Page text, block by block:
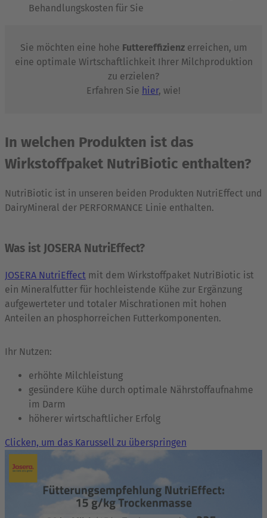
Behandlungskosten für Sie
Sie möchten eine hohe Futtereffizienzerreichen, um
eine optimale Wirtschaftlichkeit Ihrer Milchproduktion
zu erzielen?
Erfahren Sie hier, wie!
In welchen Produkten ist das
Wirkstoffpaket NutriBiotic enthalten?
NutriBiotic ist in unseren beiden Produkten NutriEffect und
DairyMineral der PERFORMANCE Linie enthalten.
Was ist JOSERA NutriEffect?
JOSERA NutriEffect mit dem Wirkstoffpaket NutriBiotic ist
ein Mineralfutter für hochleistende Kühe zur Ergänzung
aufgewerteter und totaler Mischrationen mit hohen
Anteilen an phosphorreichen Futterkomponenten.
Ihr Nutzen:
erhöhte Milchleistung
gesündere Kühe durch optimale Nährstoffaufnahme
im Darm
höherer wirtschaftlicher Erfolg
Clicken, um das Karussell zu überspringen